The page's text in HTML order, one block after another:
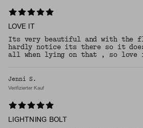
LOVE IT
Its very beautiful and with the
hardly notice its there so it
all when lying on that , so
Jenni S.
Verifizierter Kauf
LIGHTNING BOLT